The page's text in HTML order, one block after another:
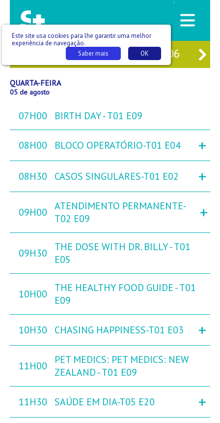
/
04 QUA 05 QUI 06
QUARTA-FEIRA
05 de agosto
07H00 BIRTH DAY - T01 E09
08H00 BLOCO OPERATÓRIO-T01 E04 +
08H30 CASOS SINGULARES-T01 E02 +
09H00
ATENDIMENTO PERMANENTE-
T02 E09
+
09H30
THE DOSE WITH DR. BILLY - T01
E05
10H00
THE HEALTHY FOOD GUIDE - T01
E09
10H30 CHASING HAPPINESS-T01 E03 +
11H00
PET MEDICS: PET MEDICS: NEW
ZEALAND - T01 E09
11H30 SAÚDE EM DIA-T05 E20 +
Este site usa cookies para lhe garantir uma melhor
experiência de navegação.
OK
Saber mais